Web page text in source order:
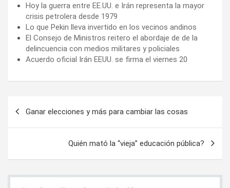
Hoy la guerra entre EE.UU. e Irán representa la mayor
crisis petrolera desde 1979
Lo que Pekin lleva invertido en los vecinos andinos
El Consejo de Ministros reitero el abordaje de de la
delincuencia con medios militares y policiales
Acuerdo oficial Irán EEUU. se firma el viernes 20
Ganar elecciones y más para cambiar las cosas
Quién mató la “vieja” educación pública?